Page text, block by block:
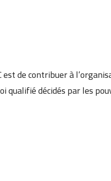
est de contribuer à
qualifié décidés par les